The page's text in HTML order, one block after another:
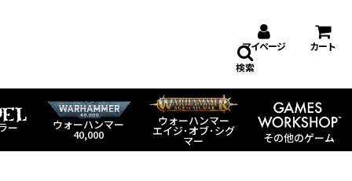
マイページ カート
ー ウォーハンマー
40,000
ウォーハンマー
エイジ･オブ･シグ
マー その他のゲーム
検索